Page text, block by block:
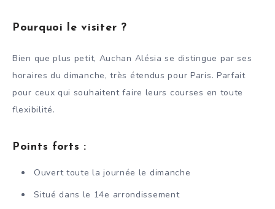
Pourquoi le visiter ?
Bien que plus petit, Auchan Alésia se distingue par ses
horaires du dimanche, très étendus pour Paris. Parfait
pour ceux qui souhaitent faire leurs courses en toute
flexibilité.
Points forts :
Ouvert toute la journée le dimanche
Situé dans le 14e arrondissement